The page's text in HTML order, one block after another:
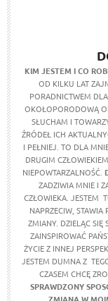
KIM JESTEM I CO
OD KILKU LAT
PORADNICTWEM
OKOŁOPORODOWĄ
SŁUCHAM I
ŹRÓDEŁ ICH
I PEŁNIEJ. TO DLA
DRUGIM
NIEPOWTARZALNOŚĆ.
ZADZIWIA MNIE I
CZŁOWIEKA. JESTEM
NAPRZECIW,
ZMIANY. DZIELĄC SIĘ
ZAINSPIROWAĆ
ŻYCIE Z INNEJ
JESTEM DUMNA Z
CZASEM CHCĘ
SPRAWDZONY